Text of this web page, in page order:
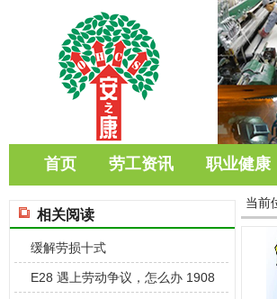
首页 劳工资讯 职业健康
当前
相关阅读
缓解劳损十式
E28 遇上劳动争议，怎么办 1908